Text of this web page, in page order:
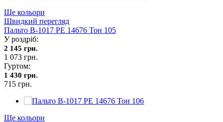
Ще кольори
Швидкий перегляд
Пальто В-1017 PE 14676 Тон 105
У роздріб:
2 145 грн.
1 073 грн.
Гуртом:
1 430 грн.
715 грн.
Ще кольори